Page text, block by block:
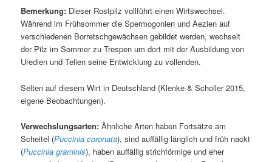
Bemerkung: Dieser Rostpilz vollführt einen Wirtswechsel.
Während im Frühsommer die Spermogonien und Aezien auf
verschiedenen Borretschgewächsen gebildet werden, wechselt
der Pilz im Sommer zu Trespen um dort mit der Ausbildung von
Uredien und Telien seine Entwicklung zu vollenden.
Selten auf diesem Wirt in Deutschland (Klenke & Scholler 2015,
eigene Beobachtungen).
Verwechslungsarten:Ähnliche Arten haben Fortsätze am
Scheitel (Puccinia coronata), sind auffällig länglich und früh nackt
(Puccinia graminis), haben auffällig strichförmige und eher